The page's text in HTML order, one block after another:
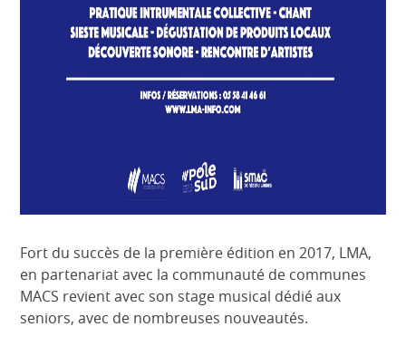
Fort du succès de la première édition en 2017, LMA,
en partenariat avec la communauté de communes
MACS revient avec son stage musical dédié aux
seniors, avec de nombreuses nouveautés.